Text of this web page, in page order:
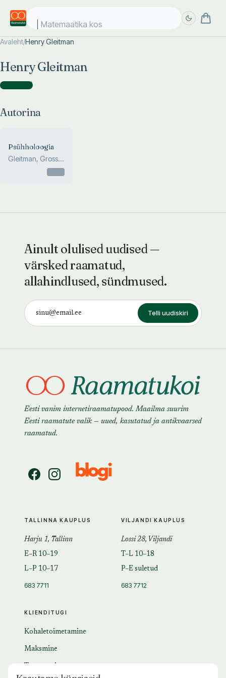
Matemaatika kosm
Avaleht/Henry Gleitman
Henry Gleitman
Autorina )
Autorina
Psühholoogia
Gleitman, Gross,
Ainult olulised uudised —
värsked raamatud,
allahindlused, sündmused.
Telli uudiskiri
Eesti vanim internetiraamatupood. Maailma suurim
Eesti raamatute valik — uued, kasutatud ja antikvaarsed
raamatud.
KLIENDITUGI
Kohaletoimetamine
Maksmine
TALLINNA KAUPLUS
Harju 1, Tallinn
E–R 10–19
L–P 10–17
683 7711
VILJANDI KAUPLUS
Lossi 28, Viljandi
T–L 10–18
P–E suletud
683 7712